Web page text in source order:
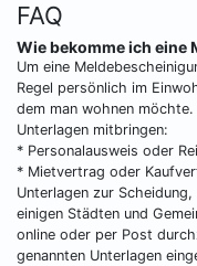
FAQ
Wie bekomme ich eine
Um eine
Regel persönlich im
dem man wohnen
Unterlagen mitbringen:
* Personalausweis oder
* Mietvertrag oder
Unterlagen zur
einigen Städten und
online oder per Post
genannten Unterlagen